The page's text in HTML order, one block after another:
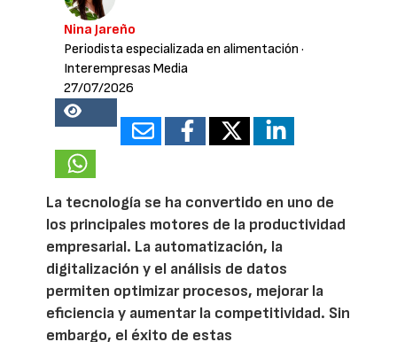
Nina Jareño
Periodista especializada en alimentación ·
Interempresas Media
27/07/2026
18230
La tecnología se ha convertido en uno de
los principales motores de la productividad
empresarial. La automatización, la
digitalización y el análisis de datos
permiten optimizar procesos, mejorar la
eficiencia y aumentar la competitividad. Sin
embargo, el éxito de estas